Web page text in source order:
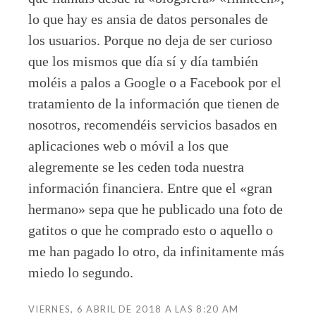
lo que hay es ansia de datos personales de
los usuarios. Porque no deja de ser curioso
que los mismos que día sí y día también
moléis a palos a Google o a Facebook por el
tratamiento de la información que tienen de
nosotros, recomendéis servicios basados en
aplicaciones web o móvil a los que
alegremente se les ceden toda nuestra
información financiera. Entre que el «gran
hermano» sepa que he publicado una foto de
gatitos o que he comprado esto o aquello o
me han pagado lo otro, da infinitamente más
miedo lo segundo.
VIERNES, 6 ABRIL DE 2018 A LAS 8:20 AM